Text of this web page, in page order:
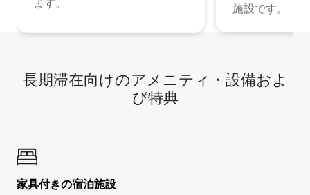
施設です。
長期滞在向け⁠のア⁠メ⁠ニ⁠テ⁠ィ⁠・設⁠備⁠およ
び特⁠典
家具付き⁠の宿⁠泊⁠施⁠設